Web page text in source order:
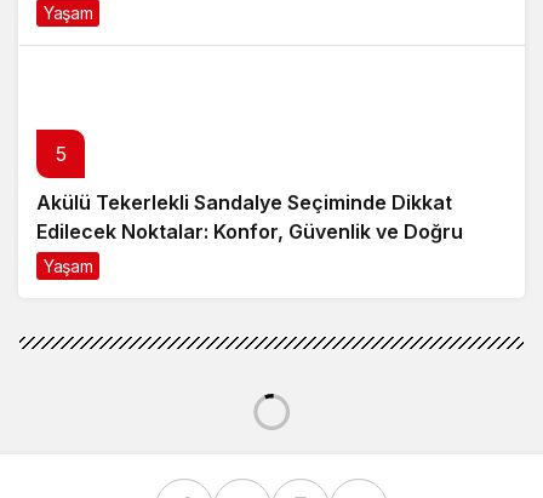
Yaşam
5
Akülü Tekerlekli Sandalye Seçiminde Dikkat
Edilecek Noktalar: Konfor, Güvenlik ve Doğru
Model Tercihi
Yaşam